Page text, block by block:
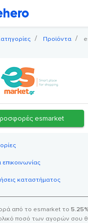
Προϊόντα
esmarket
επικοινωνίας
καταστήματος
από το esmarket το
ποσό των αγορών σου